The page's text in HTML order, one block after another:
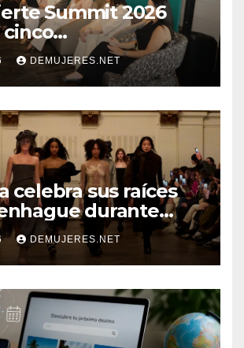
Summit 2026
a las
a construir su
financiera
DEMUJERES.NET
celebra sus raíces
durante
Fashion Week a
alianzas creativas
DEMUJERES.NET